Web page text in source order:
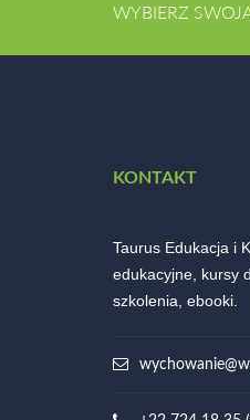
WYBIERZ
KONTAKT
Taurus Edukacja i
edukacyjne, kursy
szkolenia, ebooki.